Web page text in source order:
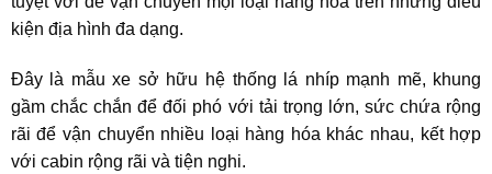
kiện địa hình đa dạng.
Đây là mẫu xe sở hữu hệ thống lá nhíp mạnh mẽ, khung
gầm chắc chắn để đối phó với tải trọng lớn, sức chứa rộng
rãi để vận chuyển nhiều loại hàng hóa khác nhau, kết hợp
với cabin rộng rãi và tiện nghi.